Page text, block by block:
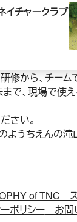
イチャークラブ
修から、チーム
まで、現場で使
さい。
ようちえんの滝
of TNC
ポリシーお問